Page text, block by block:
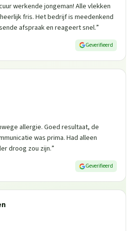
werkende jongeman! Alle vlekken
fris. Het bedrijf is meedenkend
afspraak en reageert snel.”
Geverifieerd
allergie. Goed resultaat, de
was prima. Had alleen
droog zou zijn.”
Geverifieerd